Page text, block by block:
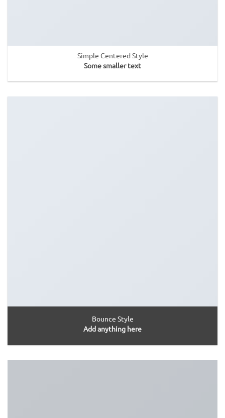
Simple Centered Style
Some smaller text
Bounce Style
Add anything here